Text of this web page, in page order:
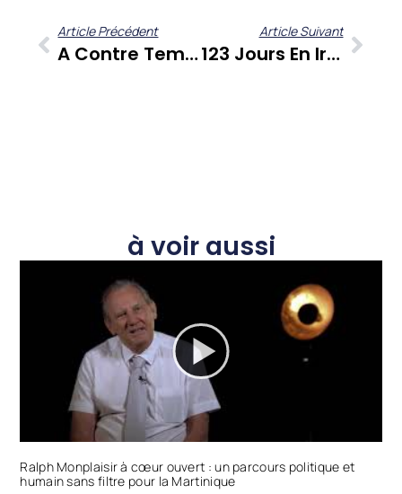
Article Précédent
A Contre Temps : Gérard Dorwling-Carter Et Ses Chroniqueurs Décryptent L’actualité Régionale Du 4 Août
Article Suivant
123 Jours En Iran : L’incroyable Témoignage De Nelly Erin Sur FANM
à voir aussi
Ralph Monplaisir à cœur ouvert : un parcours politique et
humain sans filtre pour la Martinique